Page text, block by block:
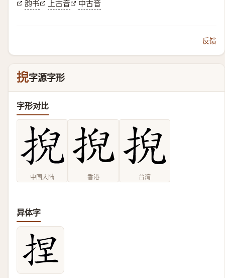
韵书 上古音 中古音
反馈
掜字源字形
字形对比
中国大陆 香港 台湾
异体字